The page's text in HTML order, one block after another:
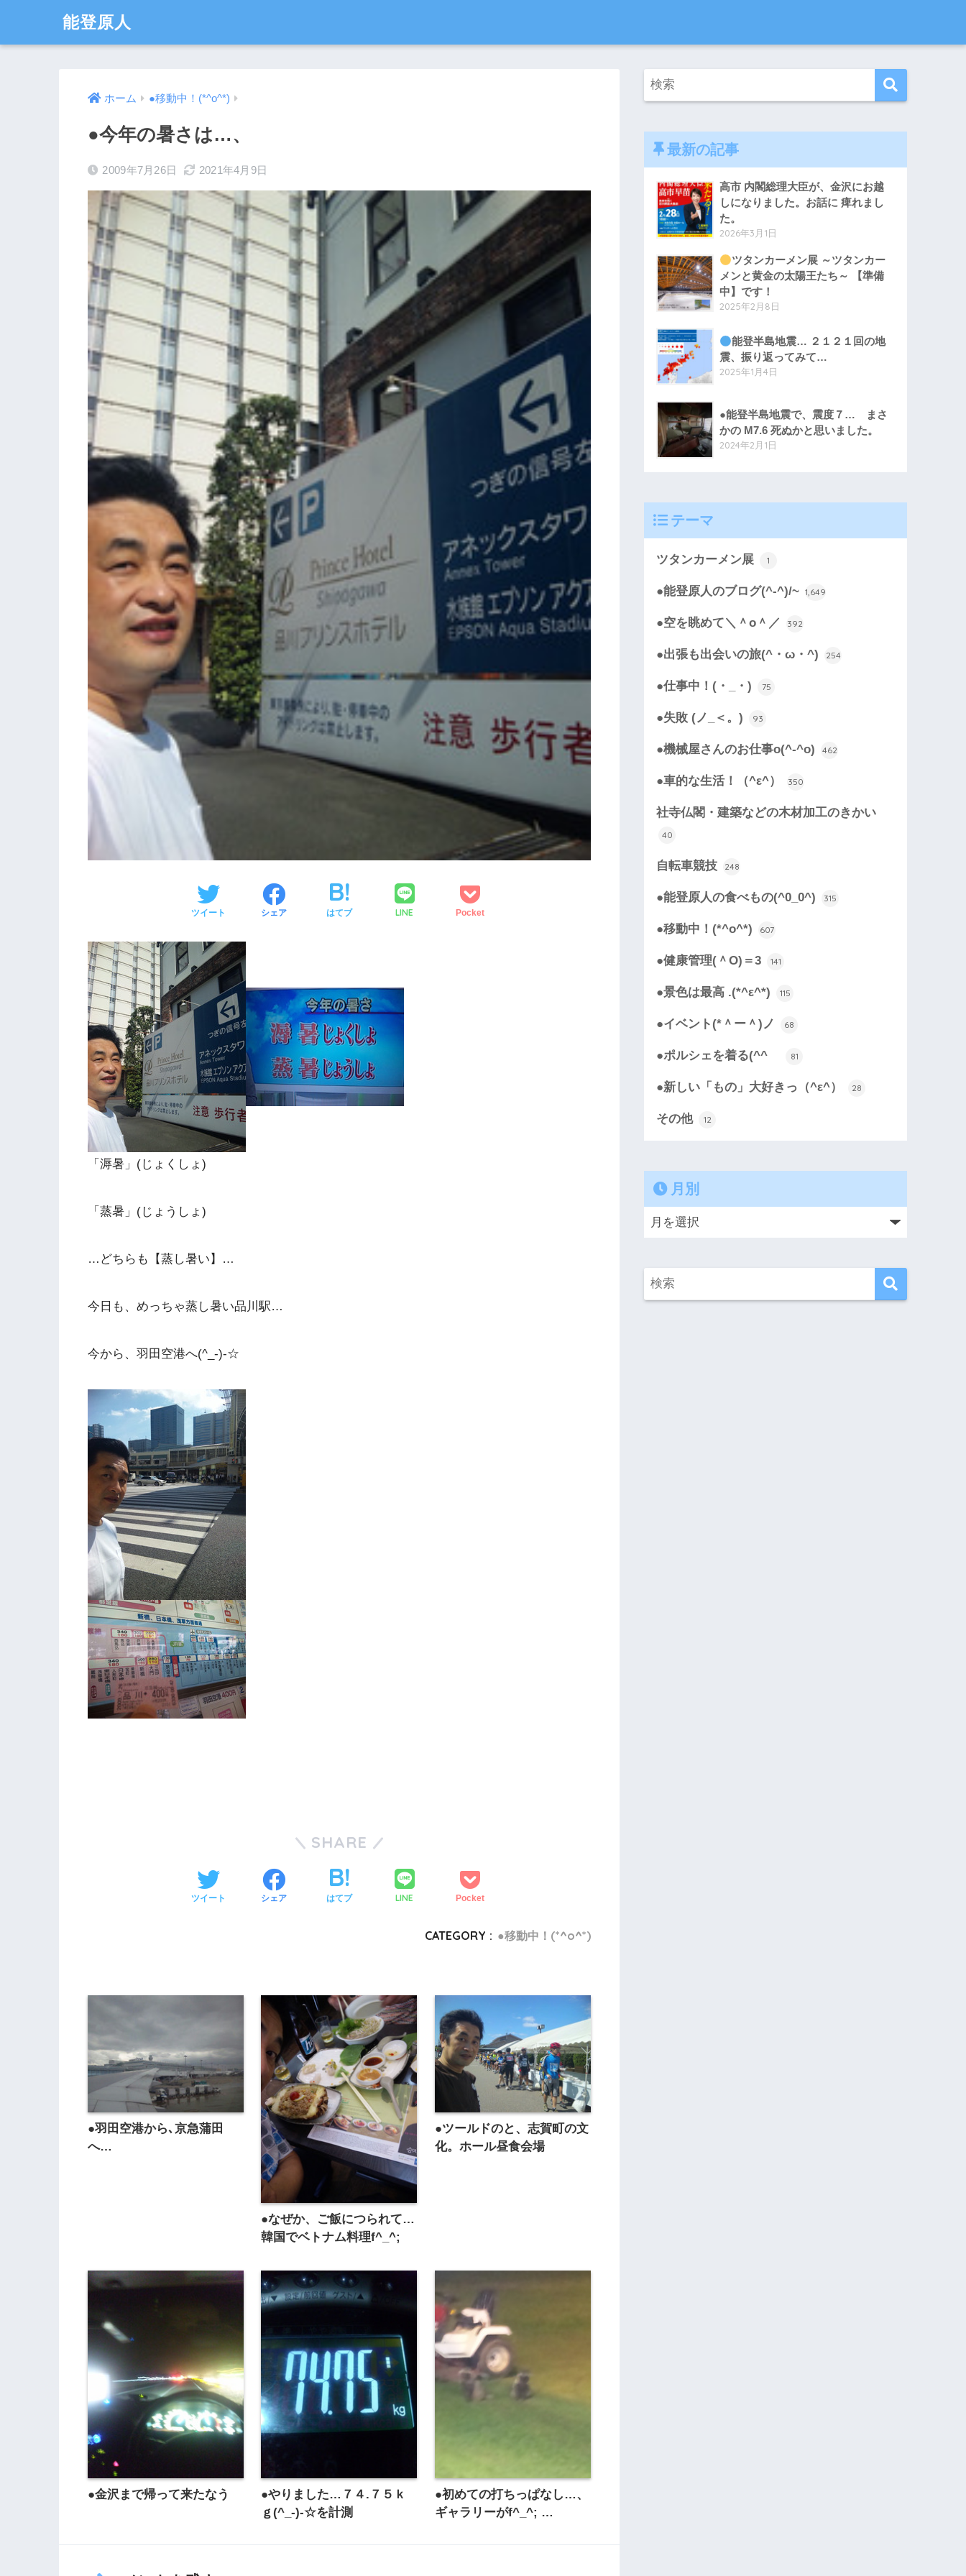
能登原人
ホーム ●移動中！(*^o^*)
●今年の暑さは…、
2009年7月26日 2021年4月9日
ツイート シェア はてブ LINE Pocket
「溽暑」(じょくしょ)
「蒸暑」(じょうしょ)
…どちらも【蒸し暑い】…
今日も、めっちゃ蒸し暑い品川駅…
今から、羽田空港へ(^_-)-☆
SHARE
ツイート シェア はてブ LINE Pocket
CATEGORY : ●移動中！(*^o^*)
●羽田空港から､京急蒲田
へ…
●なぜか、ご飯につられて…
韓国でベトナム料理f^_^;
●ツールドのと、志賀町の文
化。ホール昼食会場
●金沢まで帰って来たなう
●やりました…７４.７５ｋ
ｇ(^_-)-☆を計測
●初めての打ちっぱなし…、
ギャラリーがf^_^; …
最新の記事
高市 内閣総理大臣が、金沢にお越
しになりました。お話に 痺れまし
た。
2026年3月1日
ツタンカーメン展 ～ツタンカー
メンと黄金の太陽王たち～ 【準備
中】です！
2025年2月8日
能登半島地震… ２１２１回の地
震、振り返ってみて…
2025年1月4日
●能登半島地震で、震度７… まさ
かの M7.6 死ぬかと思いました。
2024年2月1日
テーマ
ツタンカーメン展 1
●能登原人のブログ(^-^)/~ 1,649
●空を眺めて＼＾o＾／ 392
●出張も出会いの旅(^・ω・^) 254
●仕事中！(・_・) 75
●失敗 (ノ_＜。) 93
●機械屋さんのお仕事o(^-^o) 462
●車的な生活！（^ε^） 350
社寺仏閣・建築などの木材加工のきかい
40
自転車競技 248
●能登原人の食べもの(^0_0^) 315
●移動中！(*^o^*) 607
●健康管理(＾O)＝3 141
●景色は最高 .(*^ε^*) 115
●イベント(*＾ー＾)ノ 68
●ポルシェを着る(^^ゞ 81
●新しい「もの」大好きっ（^ε^） 28
その他 12
月別